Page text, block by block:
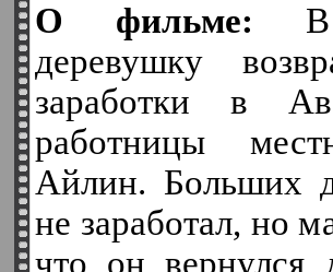
О фильме: В
деревушку
заработки в
работницы
Айлин. Больших
не заработал, но
что он вернулся